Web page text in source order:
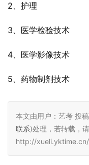
2、护理
3、医学检验技术
4、医学影像技术
5、药物制剂技术
本文由用户：艺考 投
联系)处理，若转载，
http://